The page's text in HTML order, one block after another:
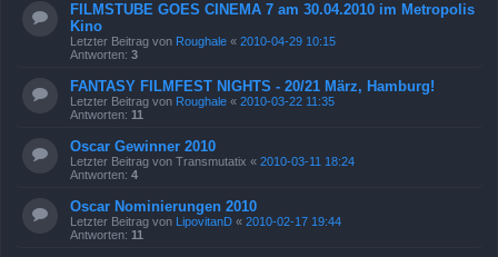
FILMSTUBE GOES CINEMA 7 am 30.04.2010 im Metropolis
Kino
Letzter Beitrag von Roughale « 2010-04-29 10:15
Antworten: 3
FANTASY FILMFEST NIGHTS - 20/21 März, Hamburg!
Letzter Beitrag von Roughale « 2010-03-22 11:35
Antworten: 11
Oscar Gewinner 2010
Letzter Beitrag von Transmutatix « 2010-03-11 18:24
Antworten: 4
Oscar Nominierungen 2010
Letzter Beitrag von LipovitanD « 2010-02-17 19:44
Antworten: 11